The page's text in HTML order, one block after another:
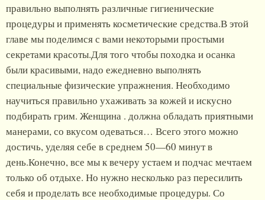
правильно выполнять различные гигиенические
процедуры и применять косметические средства.В этой
главе мы поделимся с вами некоторыми простыми
секретами красоты.Для того чтобы походка и осанка
были красивыми, надо ежедневно выполнять
специальные физические упражнения. Необходимо
научиться правильно ухаживать за кожей и искусно
подбирать грим. Женщина . должна обладать приятными
манерами, со вкусом одеваться… Всего этого можно
достичь, уделяя себе в среднем 50—60 минут в
день.Конечно, все мы к вечеру устаем и подчас мечтаем
только об отдыхе. Но нужно несколько раз пересилить
себя и проделать все необходимые процедуры. Со